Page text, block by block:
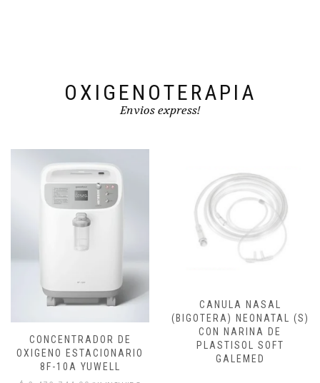
OXIGENOTERAPIA
Envios express!
CANULA NASAL
PLASTISOL SOFT
GALEMED
CANULA NASAL
(BIGOTERA) PEDIATRICA
(M) CON NARINA DE
PLASTISOL SOFT
GALEMED